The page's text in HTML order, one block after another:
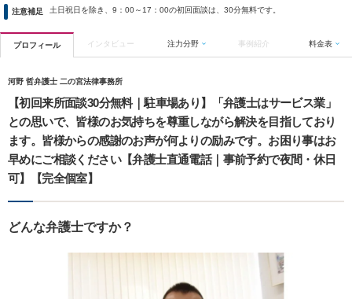
注意補足 土日祝日を除き、9：00～17：00の初回面談は、30分無料です。
プロフィール インタビュー 注力分野 事例紹介 料金表
河野 哲弁護士 二の宮法律事務所
【初回来所面談30分無料｜駐車場あり】「弁護士はサービス業」
との思いで、皆様のお気持ちを尊重しながら解決を目指しており
ます。皆様からの感謝のお声が何よりの励みです。お困り事はお
早めにご相談ください【弁護士直通電話｜事前予約で夜間・休日
可】【完全個室】
どんな弁護士ですか？